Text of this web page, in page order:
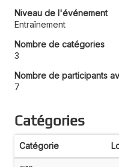
Niveau de l'événement
Entraînement
Nombre de catégories
3
Nombre de participants
7
Catégories
Catégorie